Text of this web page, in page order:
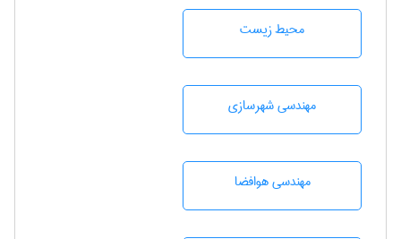
محيط زيست
مهندسی شهرسازی
مهندسی هوافضا